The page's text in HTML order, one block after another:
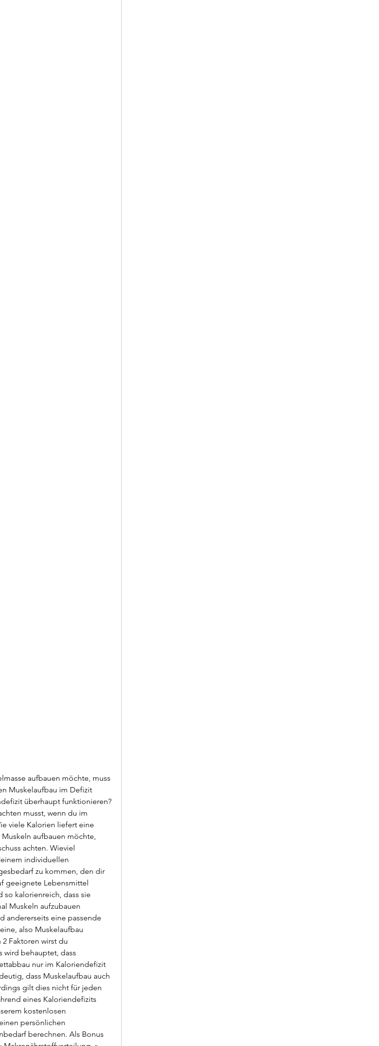
aufbauen möchte, muss
Muskelaufbau im Defizit
überhaupt funktionieren?
musst, wenn du im
viele Kalorien liefert eine
aufbauen möchte,
achten. Wieviel
individuellen
zu kommen, den dir
geeignete Lebensmittel
so kalorienreich, dass sie
Muskeln aufzubauen
andererseits eine passende
also Muskelaufbau
Faktoren wirst du
wird behauptet, dass
nur im Kaloriendefizit
dass Muskelaufbau auch
gilt dies nicht für jeden
eines Kaloriendefizits
kostenlosen
persönlichen
berechnen. Als Bonus